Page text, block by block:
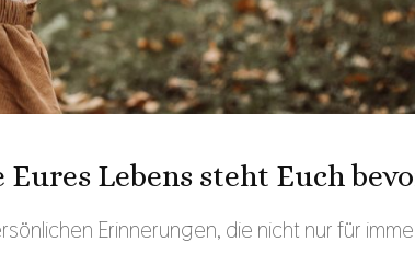
Lebens steht Euch
Erinnerungen, die nicht nur für